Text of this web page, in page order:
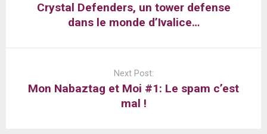
Crystal Defenders, un tower defense
dans le monde d’Ivalice…
Next Post:
Mon Nabaztag et Moi #1: Le spam c’est
mal !